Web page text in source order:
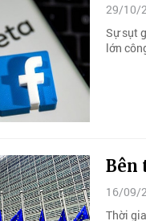
29/10/
Sự sụt
lớn
Bên
16/09/
Thời